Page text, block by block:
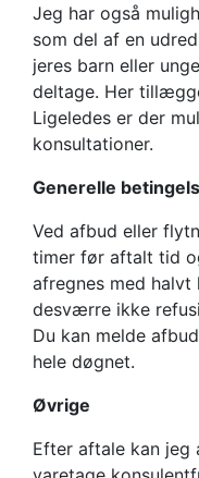
Jeg har også
som del af en
jeres barn eller
deltage. Her
Ligeledes er der
konsultationer.
Generelle
Ved afbud eller
timer før aftalt tid
afregnes med halvt
desværre ikke
Du kan melde
hele døgnet.
Øvrige
Efter aftale kan